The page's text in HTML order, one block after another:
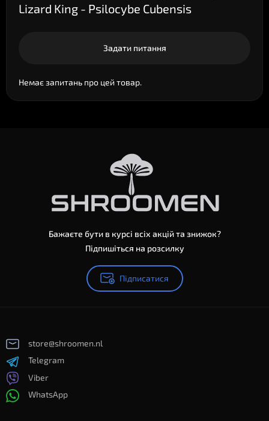
Lizard King - Psilocybe Cubensis
Задати питання
Немає запитань про цей товар.
Бажаєте бути в курсі всіх акцій та знижок?
Підпишіться на розсилку
Підписатися
store@shroomen.nl
Telegram
Viber
WhatsApp